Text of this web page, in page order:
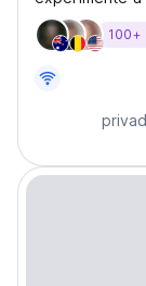
da nossa
envolventes.
100+